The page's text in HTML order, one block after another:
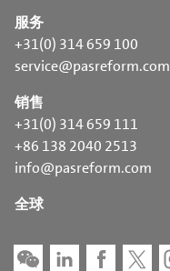
服务
+31(0) 314 659 100
service@pasreform.com
销售
+31(0) 314 659 111
+86 138 2040 2513
info@pasreform.com
全球